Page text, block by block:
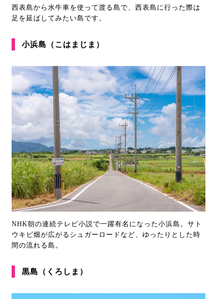
西表島から水牛車を使って渡る島で、西表島に行った際は
足を延ばしてみたい島です。
小浜島（こはまじま）
NHK朝の連続テレビ小説で一躍有名になった小浜島。サト
ウキビ畑が広がるシュガーロードなど、ゆったりとした時
間の流れる島。
黒島（くろしま）